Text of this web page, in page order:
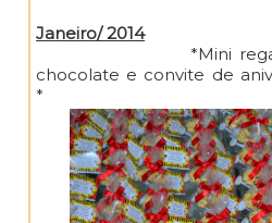
Janeiro/ 2014
*Mini regadores
chocolate e convite de
*